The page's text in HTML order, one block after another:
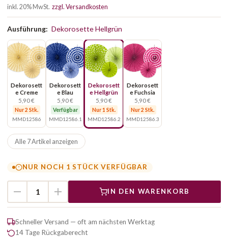
inkl. 20% MwSt. zzgl. Versandkosten
Ausführung: Dekorosette Hellgrün
Dekorosett
e Creme
5,90 €
Nur 2 Stk.
MMD12586
Dekorosett
e Blau
5,90 €
Verfügbar
MMD12586.1
Dekorosett
e Hellgrün
5,90 €
Nur 1 Stk.
MMD12586.2
Dekorosett
e Fuchsia
5,90 €
Nur 2 Stk.
MMD12586.3
Alle 7 Artikel anzeigen
NUR NOCH 1 STÜCK VERFÜGBAR
IN DEN WARENKORB
Schneller Versand — oft am nächsten Werktag
14 Tage Rückgaberecht